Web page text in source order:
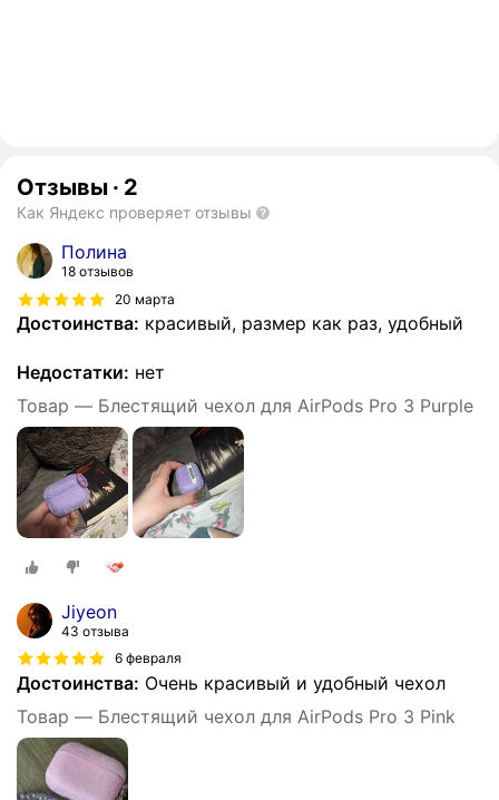
Отзывы · 2
Как Яндекс проверяет отзывы
Полина
18 отзывов
20 марта
Достоинства: красивый, размер как раз, удобный
Недостатки: нет
Товар — Блестящий чехол для AirPods Pro 3 Purple
Jiyeon
43 отзыва
6 февраля
Достоинства: Очень красивый и удобный чехол
Товар — Блестящий чехол для AirPods Pro 3 Pink